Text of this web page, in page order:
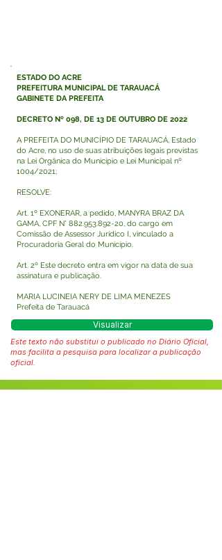
ESTADO DO ACRE
PREFEITURA MUNICIPAL DE TARAUACÁ
GABINETE DA PREFEITA
DECRETO Nº 098, DE 13 DE OUTUBRO DE 2022
A PREFEITA DO MUNICÍPIO DE TARAUACÁ, Estado
do Acre, no uso de suas atribuições legais previstas
na Lei Orgânica do Município e Lei Municipal nº
1004/2021;
RESOLVE:
Art. 1º EXONERAR, a pedido, MANYRA BRAZ DA
GAMA, CPF N° 882.953.892-20, do cargo em
Comissão de Assessor Jurídico I, vinculado a
Procuradoria Geral do Município.
Art. 2º Este decreto entra em vigor na data de sua
assinatura e publicação.
MARIA LUCINEIA NERY DE LIMA MENEZES
Prefeita de Tarauacá
Visualizar
Este texto não substitui o publicado no Diário Oficial,
mas facilita a pesquisa para localizar a publicação
oficial.